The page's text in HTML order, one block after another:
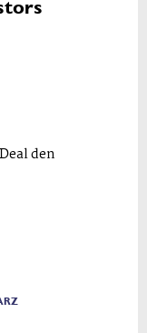
den